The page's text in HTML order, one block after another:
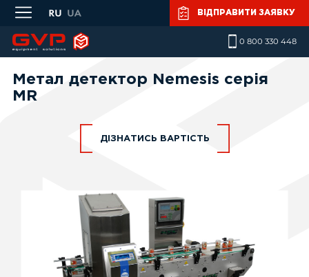
Skip to main content
ВІДПРАВИТИ ЗАЯВКУ
0 800 330 448
Метал детектор Nemesis серія
МR
ДІЗНАТИСЬ ВАРТІСТЬ
Телефон*